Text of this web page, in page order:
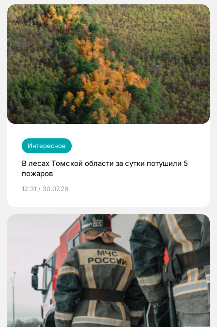
Интересное
В лесах Томской области за сутки потушили 5
пожаров
12:31 / 30.07.26